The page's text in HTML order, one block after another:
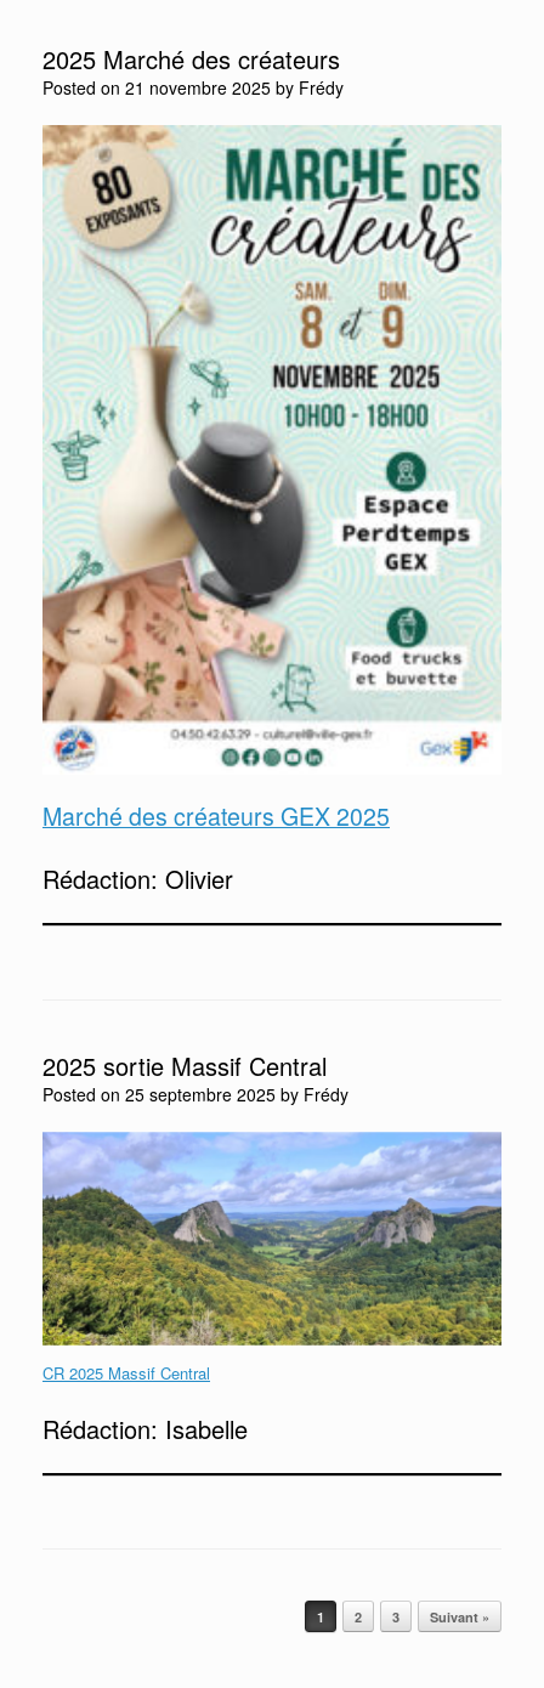
2025 Marché des créateurs
Posted on 21 novembre 2025 by Frédy
Marché des créateurs GEX 2025
Rédaction: Olivier
2025 sortie Massif Central
Posted on 25 septembre 2025 by Frédy
CR 2025 Massif Central
Rédaction: Isabelle
1 2 3 Suivant »